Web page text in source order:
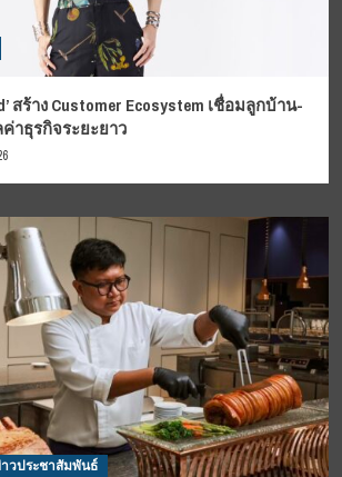
สร้าง Customer Ecosystem เชื่อมลูกบ้าน-
าธุรกิจระยะยาว
วประชาสัมพันธ์